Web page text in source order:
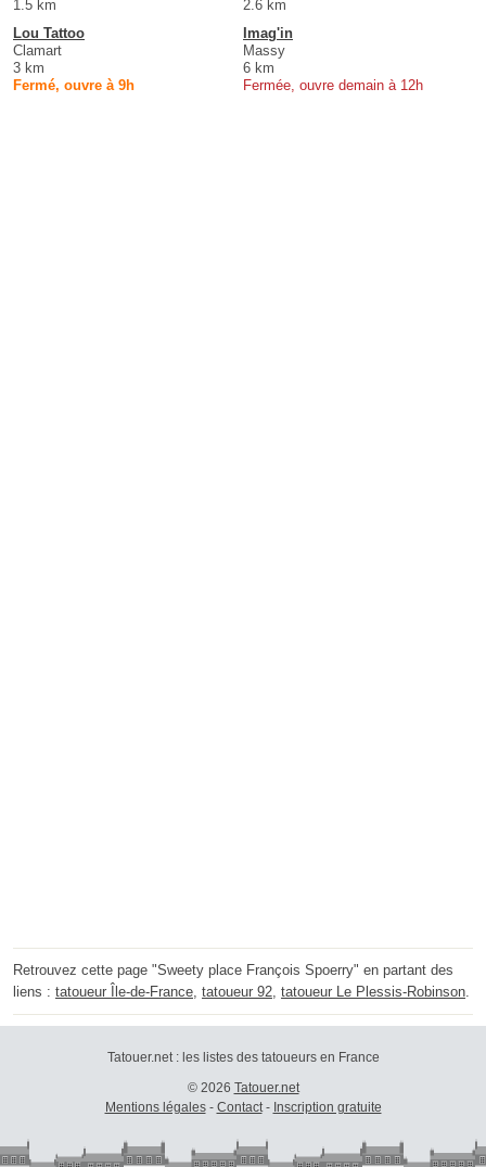
1.5 km
2.6 km
Lou Tattoo
Clamart
3 km
Fermé, ouvre à 9h
Imag'in
Massy
6 km
Fermée, ouvre demain à 12h
Retrouvez cette page "Sweety place François Spoerry" en partant des
liens : tatoueur Île-de-France tatoueur 92 tatoueur Le Plessis-Robinson
Tatouer.net : les listes des tatoueurs en France
© 2026 Tatouer.net
Mentions légales- Contact- Inscription gratuite